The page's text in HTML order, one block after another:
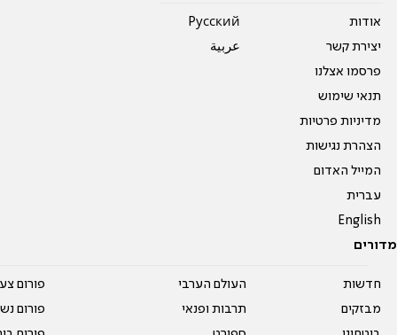
אודות
יצירת קשר
פרסמו אצלנו
תנאי שימוש
מדיניות פרטיות
הצהרת נגישות
המייל האדום
עברית
English
Pусский
عربية
מדורים
חדשות
מבזקים
העולם הערבי
תרבות ופנאי
פורום
פורום